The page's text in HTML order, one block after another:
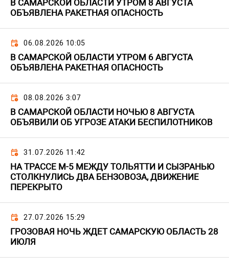
В САМАРСКОЙ ОБЛАСТИ УТРОМ 8 АВГУСТА
ОБЪЯВЛЕНА РАКЕТНАЯ ОПАСНОСТЬ
06.08.2026 10:05
В САМАРСКОЙ ОБЛАСТИ УТРОМ 6 АВГУСТА
ОБЪЯВЛЕНА РАКЕТНАЯ ОПАСНОСТЬ
08.08.2026 3:07
В САМАРСКОЙ ОБЛАСТИ НОЧЬЮ 8 АВГУСТА
ОБЪЯВИЛИ ОБ УГРОЗЕ АТАКИ БЕСПИЛОТНИКОВ
31.07.2026 11:42
НА ТРАССЕ М-5 МЕЖДУ ТОЛЬЯТТИ И СЫЗРАНЬЮ
СТОЛКНУЛИСЬ ДВА БЕНЗОВОЗА, ДВИЖЕНИЕ
ПЕРЕКРЫТО
27.07.2026 15:29
ГРОЗОВАЯ НОЧЬ ЖДЕТ САМАРСКУЮ ОБЛАСТЬ 28
ИЮЛЯ